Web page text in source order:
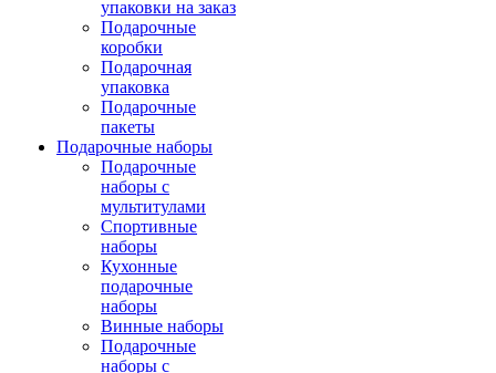
упаковки на заказ
Подарочные
коробки
Подарочная
упаковка
Подарочные
пакеты
Подарочные наборы
Подарочные
наборы с
мультитулами
Спортивные
наборы
Кухонные
подарочные
наборы
Винные наборы
Подарочные
наборы с